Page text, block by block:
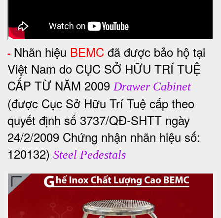
- Nhãn hiệu BEMC đã được bảo hộ tại
Việt Nam do CỤC SỞ HỮU TRÍ TUỆ
CẤP TỪ NĂM 2009Drawer Cabinet
(được Cục Sở Hữu Trí Tuệ cấp theo
quyết định số 3737/QĐ-SHTT ngày
24/2/2009 Chứng nhận nhãn hiệu số:
120132) Steel Pedestals